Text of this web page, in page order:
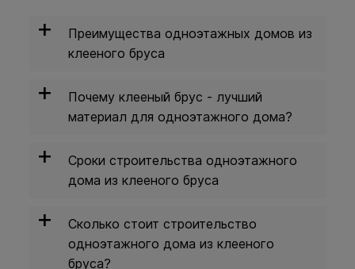
+
Преимущества одноэтажных домов из
клееного бруса
Одноэтажная конструкция ускоряет
строительные работы и сроки сдачи
дома;
Более легкая уборка и быт;
Отсутствие лестниц - удобство и
Больше полезной площади
благодаря отсутствию лестницы.
+
Почему клееный брус - лучший
материал для одноэтажного дома?
+
Сроки строительства одноэтажного
дома из клееного бруса
+
Сколько стоит строительство
одноэтажного дома из клееного
бруса?